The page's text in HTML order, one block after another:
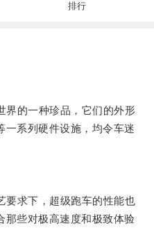
排行
的一种珍品，它们的外形
一系列硬件设施，均令车迷
求下，超级跑车的性能也
那些对极高速度和极致体验